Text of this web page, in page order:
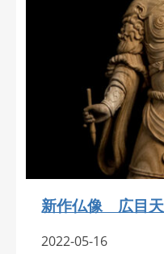
新作仏像 広目
2022-05-16